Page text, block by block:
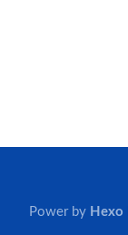
Power by Hexo